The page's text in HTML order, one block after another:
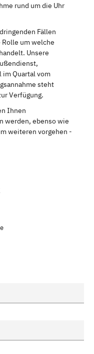
rund um die Uhr
Fällen
um welche
Unsere
im Quartal vom
steht
Verfügung.
Ihnen
werden, ebenso wie
weiteren vorgehen -